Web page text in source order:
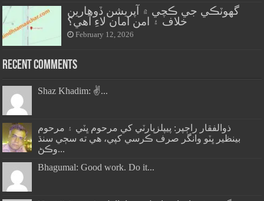
گهوٽڪي جي ڪچي ۾ آپريشن ڏوهارين
خلاف ۽ امن امان لاءِ آهي؟
February 12, 2026
Recent Comments
Shaz Khadim: ✌️...
ذوالفقار راڄپر: پيپلزپارٽي کي مرحوم ڀٽي ۽ مرحوم
بينظير ڀٽو وانگر صرف ڪرسي کپي، هي ته سڄي سنڌ
وڪڻ...
Bhagumal: Good work. Do it...